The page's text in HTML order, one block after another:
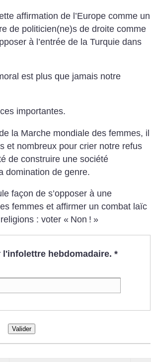
affirmation de l’Europe comme un
de politicien(ne)s de droite comme
à l’entrée de la Turquie dans
est plus que jamais notre
importantes.
la Marche mondiale des femmes, il
et nombreux pour crier notre refus
de construire une société
domination de genre.
façon de s’opposer à une
femmes et affirmer un combat laïc
: voter « Non ! »
hebdomadaire. *
Valider